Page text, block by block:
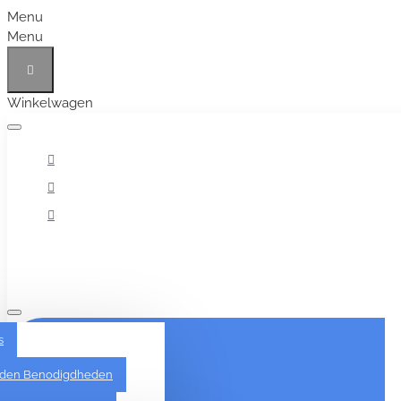
Menu
Menu
Winkelwagen
Alles
Benodigdheden